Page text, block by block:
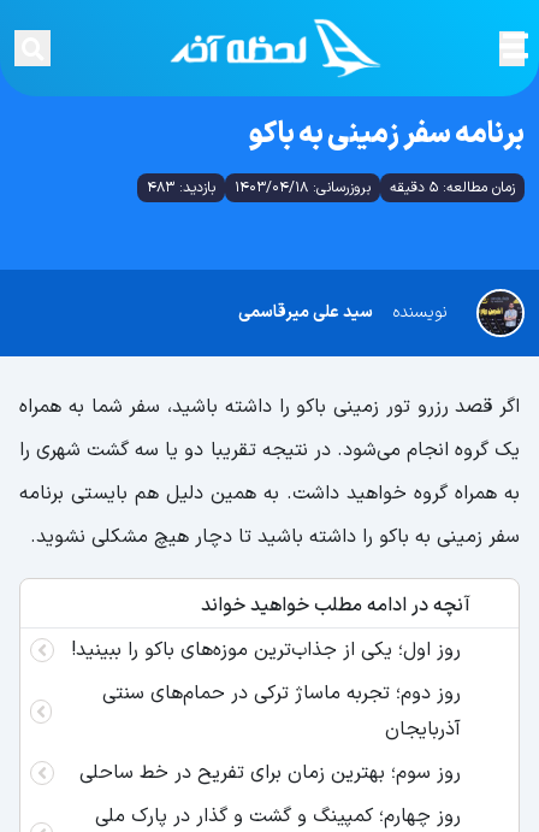
برنامه سفر زمینی به باکو
زمان مطالعه: 5 دقیقه بروزرسانی: 1403/04/18 بازدید: 483
سید علی میرقاسمی نویسنده
اگر قصد رزرو تور زمینی باکو را داشته باشید، سفر شما به همراه
یک گروه انجام می‌شود. در نتیجه تقریبا دو یا سه گشت شهری را
به همراه گروه خواهید داشت. به همین دلیل هم بایستی برنامه
سفر زمینی به باکو را داشته باشید تا دچار هیچ مشکلی نشوید.
آنچه در ادامه مطلب خواهید خواند
روز اول؛ یکی از جذاب‌ترین موزه‌های باکو را ببینید!
روز دوم؛ تجربه ماساژ ترکی در حمام‌های سنتی
آذربایجان
روز سوم؛ بهترین زمان برای تفریح در خط ساحلی
روز چهارم؛ کمپینگ و گشت و گذار در پارک ملی